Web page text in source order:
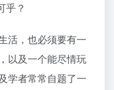
乎？
活，也必须要有一
以及一个能尽情玩
学者常常自题了一